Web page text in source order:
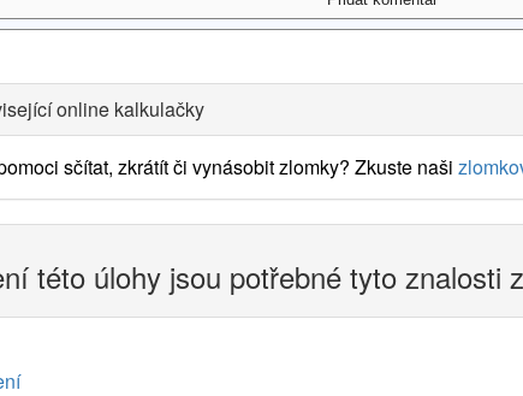
online kalkulačky
sčítat, zkrátít či vynásobit zlomky? Zkuste naši
této úlohy jsou potřebné tyto znalosti